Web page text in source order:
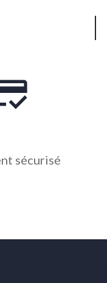
sécurisé